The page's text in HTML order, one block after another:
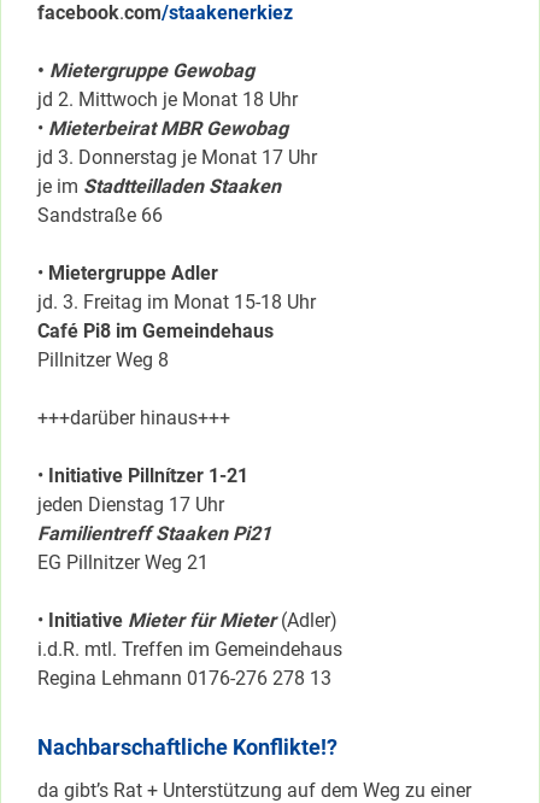
facebook.com/staakenerkiez
• Mietergruppe Gewobag
jd 2. Mittwoch je Monat 18 Uhr
• Mieterbeirat MBR Gewobag
jd 3. Donnerstag je Monat 17 Uhr
je im Stadtteilladen Staaken
Sandstraße 66
• Mietergruppe Adler
jd. 3. Freitag im Monat 15-18 Uhr
Café Pi8 im Gemeindehaus
Pillnitzer Weg 8
+++darüber hinaus+++
• Initiative Pillnítzer 1-21
jeden Dienstag 17 Uhr
Familientreff Staaken Pi21
EG Pillnitzer Weg 21
• Initiative Mieter für Mieter(Adler)
i.d.R. mtl. Treffen im Gemeindehaus
Regina Lehmann 0176-276 278 13
Nachbarschaftliche Konflikte!?
da gibt’s Rat + Unterstützung auf dem Weg zu einer